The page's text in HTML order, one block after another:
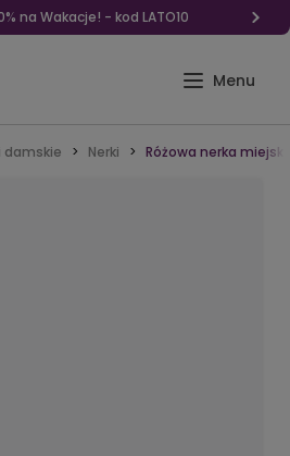
na Wakacje! - kod LATO10
damskie Nerki Różowa nerka